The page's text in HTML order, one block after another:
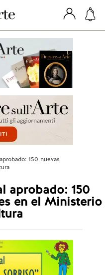
150 nuevas
aprobado: 150
en el Ministerio